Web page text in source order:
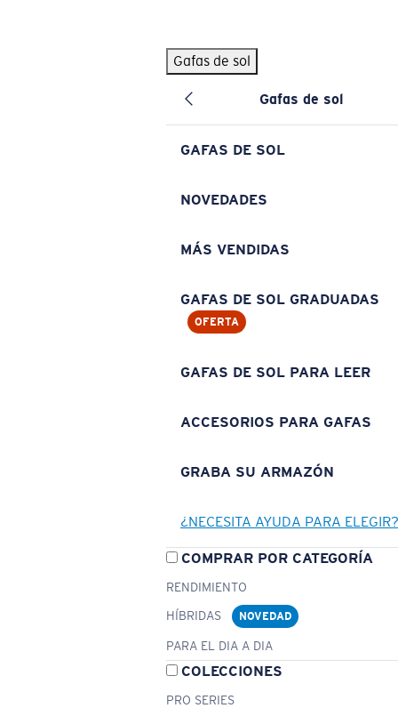
Gafas de sol
Gafas de sol
GAFAS DE SOL
NOVEDADES
MÁS VENDIDAS
GAFAS DE SOL GRADUADAS
OFERTA
GAFAS DE SOL PARA LEER
ACCESORIOS PARA GAFAS
GRABA SU ARMAZÓN
¿NECESITA AYUDA PARA ELEGIR?
COMPRAR POR CATEGORÍA
RENDIMIENTO
HÍBRIDAS
NOVEDAD
PARA EL DIA A DIA
COLECCIONES
PRO SERIES
BÚSQUEDAS POPULARES
Pilothouse PRO Limited Edition Pack Exclusivo
Gafas de sol personalizadas
Los más vendidos de gafas de sol